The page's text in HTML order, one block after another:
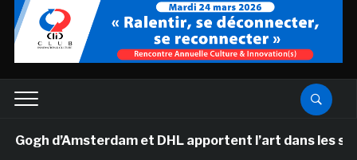
d’Amsterdam et DHL apportent l’art dans les